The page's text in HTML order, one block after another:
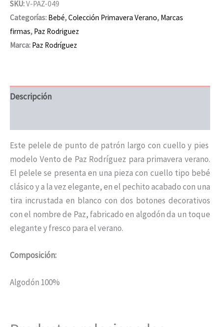
SKU:V-PAZ-049
Categorías: Bebé,Colección Primavera Verano, Marcas
firmas, Paz Rodriguez
Marca: Paz Rodríguez
Descripción
Este pelele de punto de patrón largo con cuello y pies
modelo Vento de Paz Rodríguez para primavera verano.
El pelele se presenta en una pieza con cuello tipo bebé
clásico y a la vez elegante, en el pechito acabado con una
tira incrustada en blanco con dos botones decorativos
con el nombre de Paz, fabricado en algodón da un toque
elegante y fresco para el verano.
Composición:
Algodón 100%